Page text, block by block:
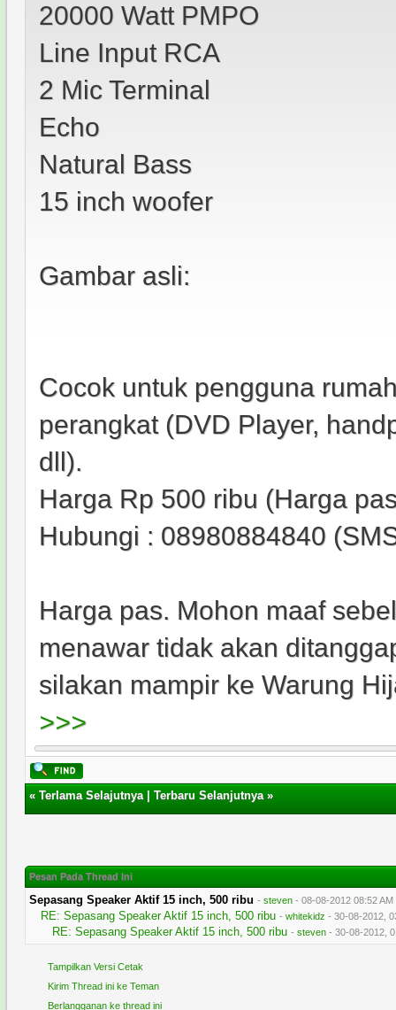
20000 Watt PMPO
Line Input RCA
2 Mic Terminal
Echo
Natural Bass
15 inch woofer
Gambar asli:
Cocok untuk pengguna
perangkat (DVD Player,
dll).
Harga Rp 500 ribu (Harga
Hubungi : 08980884840
Harga pas. Mohon maaf
menawar tidak akan
silakan mampir ke Warung
>>>
«Terlama Selajutnya|Terbaru Selanjutnya»
Pesan Pada Thread Ini
Sepasang Speaker Aktif 15 inch, 500 ribu -steven - 08-08-2012 08:52 AM
RE: Sepasang Speaker Aktif 15 inch, 500 ribu -whitekidz - 30-08-2012,
RE: Sepasang Speaker Aktif 15 inch, 500 ribu -steven - 30-08-2012,
Tampilkan Versi Cetak
Kirim Thread ini ke Teman
Berlangganan ke thread ini